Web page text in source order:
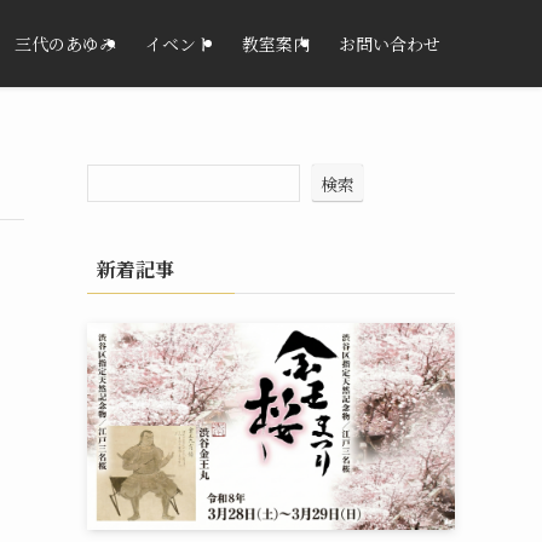
三代のあゆみ イベント 教室案内 お問い合わせ
検索
新着記事